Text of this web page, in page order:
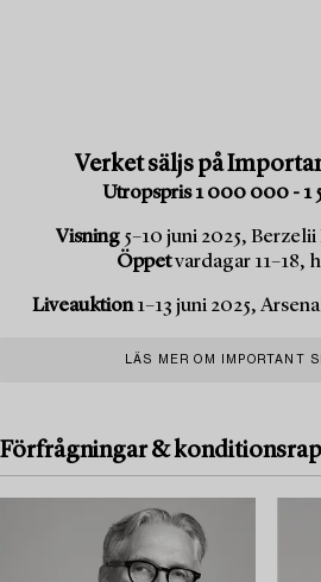
Verket säljs på
Utropspris 1 000 000 - 1
Visning5–10 juni 2025,
Öppetvardagar 11–18,
Liveauktion1–13 juni 2025,
LÄS MER OM IMPORTANT
Förfrågningar &